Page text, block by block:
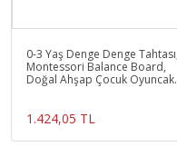
0-3 Yaş Denge Denge Tahtası,
Montessori Balance Board,
Doğal Ahşap Çocuk Oyuncak,
1.424,05 TL